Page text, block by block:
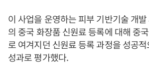
이 사업을 운영하는 피부 기반기술 개
의 중국 화장품 신원료 등록에 대해 중
로 여겨지던 신원료 등록 과정을 성공
성과로 평가했다.